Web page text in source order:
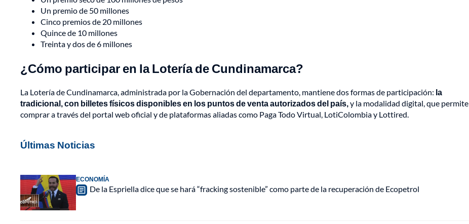
Un premio de 50 millones
Cinco premios de 20 millones
Quince de 10 millones
Treinta y dos de 6 millones
¿Cómo participar en la Lotería de Cundinamarca?
La Lotería de Cundinamarca, administrada por la Gobernación del departamento, mantiene dos formas de participación: la
tradicional, con billetes físicos disponibles en los puntos de venta autorizados del país,y la modalidad digital, que permite
comprar a través del portal web oficial y de plataformas aliadas como Paga Todo Virtual, LotiColombia y Lottired.
Últimas Noticias
ECONOMÍA
De la Espriella dice que se hará “fracking sostenible” como parte de la recuperación de Ecopetrol